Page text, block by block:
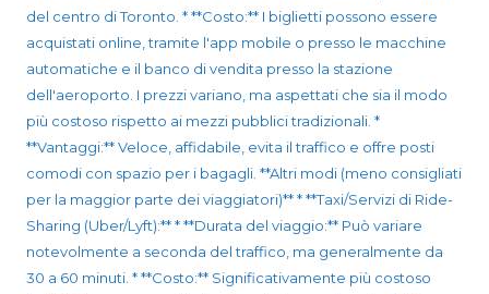
del centro di Toronto. * **Costo:** I biglietti possono essere
acquistati online, tramite l'app mobile o presso le macchine
automatiche e il banco di vendita presso la stazione
dell'aeroporto. I prezzi variano, ma aspettati che sia il modo
più costoso rispetto ai mezzi pubblici tradizionali. *
**Vantaggi:** Veloce, affidabile, evita il traffico e offre posti
comodi con spazio per i bagagli. **Altri modi (meno consigliati
per la maggior parte dei viaggiatori)** * **Taxi/Servizi di Ride-
Sharing (Uber/Lyft):** * **Durata del viaggio:** Può variare
notevolmente a seconda del traffico, ma generalmente da
30 a 60 minuti. * **Costo:** Significativamente più costoso